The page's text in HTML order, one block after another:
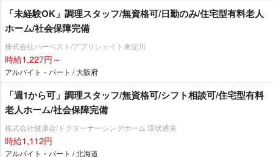
「未経験OK」調理スタッフ/無資格可/日勤のみ/住宅型有料老人
ホーム/社会保障完備
株式会社ハーベスト/アプリシェイト東淀川
時給1,227円～
アルバイト・パート / 大阪府
「週1から可」調理スタッフ/無資格可/シフト相談可/住宅型有料
老人ホーム/社会保障完備
株式会社健康会/ドクターナーシングホーム 環状通東
時給1,112円
アルバイト・パート / 北海道